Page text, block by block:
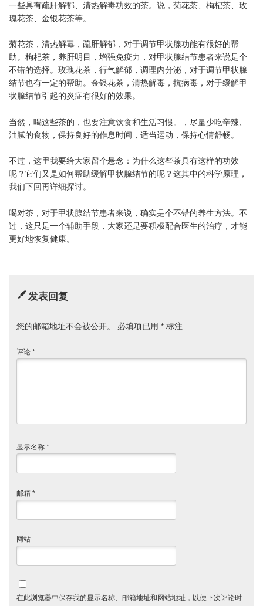
一些具有疏肝解郁、清热解毒功效的茶。说，菊花茶、枸杞茶、玫
瑰花茶、金银花茶等。
菊花茶，清热解毒，疏肝解郁，对于调节甲状腺功能有很好的帮
助。枸杞茶，养肝明目，增强免疫力，对甲状腺结节患者来说是个
不错的选择。玫瑰花茶，行气解郁，调理内分泌，对于调节甲状腺
结节也有一定的帮助。金银花茶，清热解毒，抗病毒，对于缓解甲
状腺结节引起的炎症有很好的效果。
当然，喝这些茶的，也要注意饮食和生活习惯。，尽量少吃辛辣、
油腻的食物，保持良好的作息时间，适当运动，保持心情舒畅。
不过，这里我要给大家留个悬念：为什么这些茶具有这样的功效
呢？它们又是如何帮助缓解甲状腺结节的呢？这其中的科学原理，
我们下回再详细探讨。
喝对茶，对于甲状腺结节患者来说，确实是个不错的养生方法。不
过，这只是一个辅助手段，大家还是要积极配合医生的治疗，才能
更好地恢复健康。
发表回复
您的邮箱地址不会被公开。 必填项已用 *标注
评论 *
显示名称 *
邮箱 *
网站
在此浏览器中保存我的显示名称、邮箱地址和网站地址，以便下次评论时